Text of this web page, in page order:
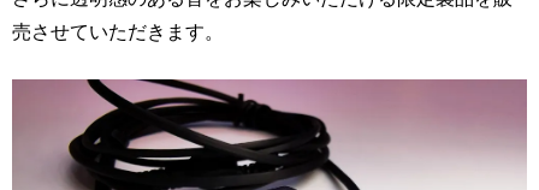
売させていただきます。